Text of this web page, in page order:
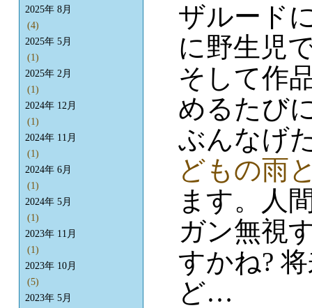
ザルード
に野生児
そして作
めるたび
ぶんなげ
どもの雨
ます。人
ガン無視
すかね?
ど…
2025年 8月
(4)
2025年 5月
(1)
2025年 2月
(1)
2024年 12月
(1)
2024年 11月
(1)
2024年 6月
(1)
2024年 5月
(1)
2023年 11月
(1)
2023年 10月
(5)
2023年 5月